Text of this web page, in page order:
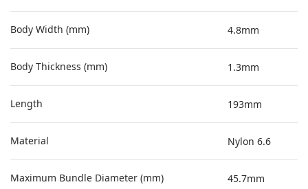
Body Width (mm) 4.8mm
Body Thickness (mm) 1.3mm
Length 193mm
Material Nylon 6.6
Maximum Bundle Diameter (mm) 45.7mm